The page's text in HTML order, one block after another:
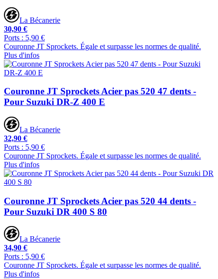
La Bécanerie
30,90 €
Ports : 5,90 €
Couronne JT Sprockets. Égale et surpasse les normes de qualité.
Plus d'infos
Couronne JT Sprockets Acier pas 520 47 dents -
Pour Suzuki DR-Z 400 E
La Bécanerie
32,90 €
Ports : 5,90 €
Couronne JT Sprockets. Égale et surpasse les normes de qualité.
Plus d'infos
Couronne JT Sprockets Acier pas 520 44 dents -
Pour Suzuki DR 400 S 80
La Bécanerie
34,90 €
Ports : 5,90 €
Couronne JT Sprockets. Égale et surpasse les normes de qualité.
Plus d'infos